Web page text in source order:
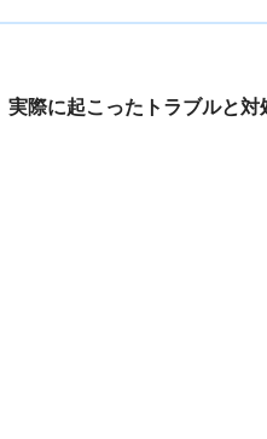
実際に起こったトラブルと対